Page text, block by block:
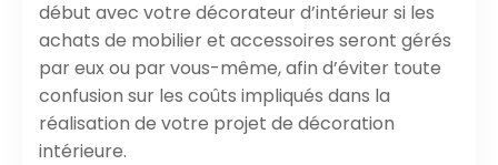
début avec votre décorateur d’intérieur si les
achats de mobilier et accessoires seront gérés
par eux ou par vous-même, afin d’éviter toute
confusion sur les coûts impliqués dans la
réalisation de votre projet de décoration
intérieure.